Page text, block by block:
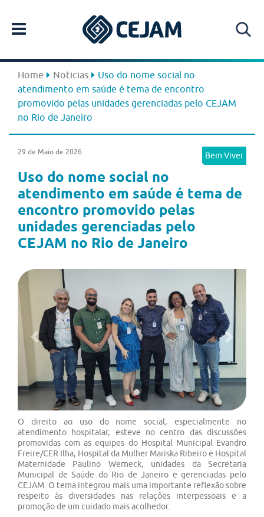
Home Noticias
Uso do nome social no
atendimento em saúde é tema de encontro
promovido pelas unidades gerenciadas pelo CEJAM
no Rio de Janeiro
Bem Viver
29 de Maio de 2026
Uso do nome social no
atendimento em saúde é tema de
encontro promovido pelas
unidades gerenciadas pelo
CEJAM no Rio de Janeiro
Previous Next
O direito ao uso do nome social, especialmente no
atendimento hospitalar, esteve no centro das discussões
promovidas com as equipes do Hospital Municipal Evandro
Freire/CER Ilha, Hospital da Mulher Mariska Ribeiro e Hospital
Maternidade Paulino Werneck, unidades da Secretaria
Municipal de Saúde do Rio de Janeiro e gerenciadas pelo
CEJAM. O tema integrou mais uma importante reflexão sobre
respeito às diversidades nas relações interpessoais e a
promoção de um cuidado mais acolhedor.